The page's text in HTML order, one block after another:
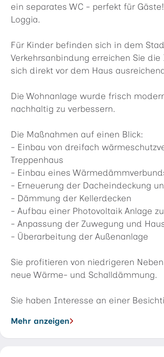
ein separates WC - perfekt für
Loggia.
Für Kinder befinden sich in dem
Verkehrsanbindung erreichen Sie
sich direkt vor dem Haus
Die Wohnanlage wurde frisch
nachhaltig zu verbessern.
Die Maßnahmen auf einen Blick:
- Einbau von dreifach
Treppenhaus
- Einbau eines
- Erneuerung der Dacheindeckung
- Dämmung der Kellerdecken
- Aufbau einer Photovoltaik Anlage
- Anpassung der Zuwegung und
- Überarbeitung der Außenanlage
Sie profitieren von niedrigeren
neue Wärme- und Schalldämmung.
Sie haben Interesse an einer
Mehr anzeigen